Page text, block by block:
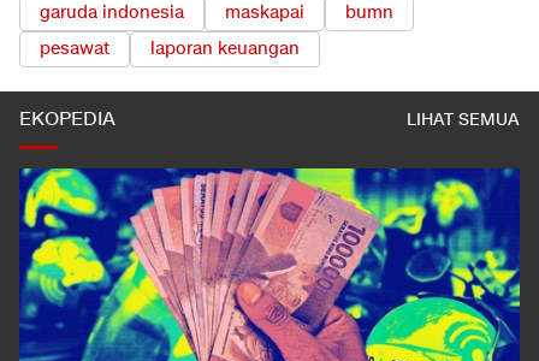
garuda indonesia maskapai
bumn
pesawat
laporan keuangan
EKOPEDIA LIHAT SEMUA